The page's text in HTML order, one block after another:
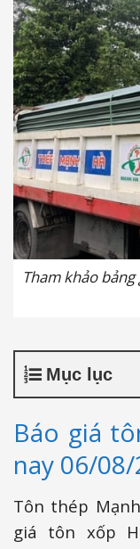
Tham khảo
Mục lục
Báo giá
nay 06/
Tôn thép
giá tôn xốp